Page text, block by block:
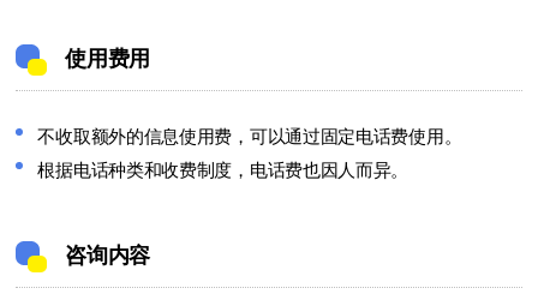
使用费用
不收取额外的信息使用费，可以通过固定电话费使用。
根据电话种类和收费制度，电话费也因人而异。
咨询内容